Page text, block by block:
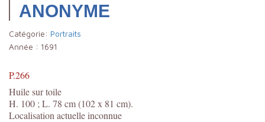
ANONYME
Catégorie: Portraits
Année : 1691
P.266
Huile sur toile
H. 100 ; L. 78 cm (102 x 81 cm).
Localisation actuelle inconnue